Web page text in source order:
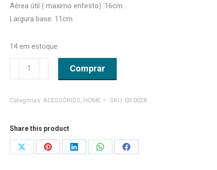
Aérea útil ( maximo enfesto) :16cm.
Largura base: 11cm
14 em estoque
Prendedor
Vertical
Enfesto.
quantidade
Comprar
Categorias: ACESSÓRIOS HOME SKU: 03.0028
Share this product
Share
Share
Share
Share
Share